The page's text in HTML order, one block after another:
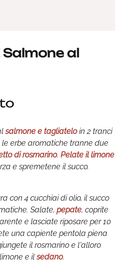
Salmone al
salmone e tagliateloin 2 tranci
erbe aromatiche tranne due
di rosmarino. Pelate il limone
e spremetene il succo.
con 4 cucchiai di olio, il succo
Salate, pepate, coprite
e lasciate riposare per 10
una capiente pentola piena
il rosmarino e l'alloro
e ilsedano.